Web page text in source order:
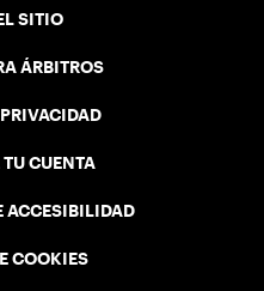
SITIO
ÁRBITROS
TU CUENTA
ACCESIBILIDAD
COOKIES